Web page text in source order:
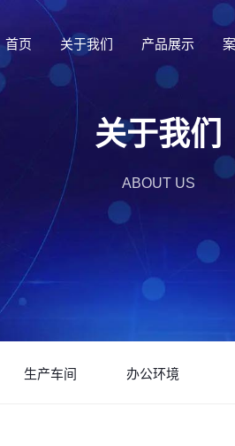
首页 关于我们 产品展示
关于我们
ABOUT US
生产车间 办公环境